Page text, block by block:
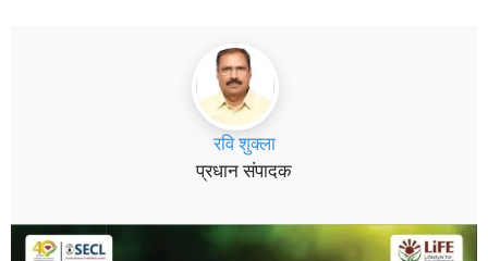
रवि शुक्ला
प्रधान संपादक